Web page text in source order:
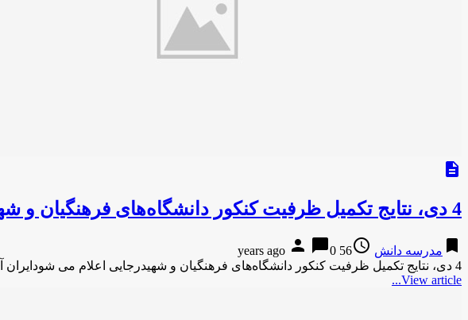
description
4 دی، نتایج تکمیل ظرفیت کنکور دانشگاه‌های فرهنگیان و شهیدرجایی اعلام می شود
bookmark مدرسه دانش access_time
56 years ago
person chat_bubble0
4 دی، نتایج تکمیل ظرفیت کنکور دانشگاه‌های فرهنگیان و شهیدرجایی اعلام می شودایران آنلاین 4 دی، نتایج تکمیل ظرفیت کنکور …
View article...